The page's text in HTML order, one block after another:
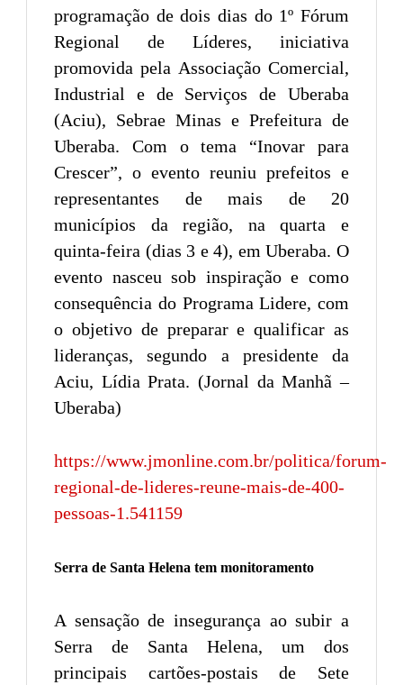
programação de dois dias do 1º Fórum
Regional de Líderes, iniciativa
promovida pela Associação Comercial,
Industrial e de Serviços de Uberaba
(Aciu), Sebrae Minas e Prefeitura de
Uberaba. Com o tema “Inovar para
Crescer”, o evento reuniu prefeitos e
representantes de mais de 20
municípios da região, na quarta e
quinta-feira (dias 3 e 4), em Uberaba. O
evento nasceu sob inspiração e como
consequência do Programa Lidere, com
o objetivo de preparar e qualificar as
lideranças, segundo a presidente da
Aciu, Lídia Prata. (Jornal da Manhã –
Uberaba)
https://www.jmonline.com.br/politica/forum-
regional-de-lideres-reune-mais-de-400-
pessoas-1.541159
Serra de Santa Helena tem monitoramento
A sensação de insegurança ao subir a
Serra de Santa Helena, um dos
principais cartões-postais de Sete